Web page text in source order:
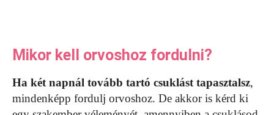
Mikor kell orvoshoz fordulni?
Ha két napnál tovább tartó csuklást tapasztalsz,
mindenképp fordulj orvoshoz. De akkor is kérd ki